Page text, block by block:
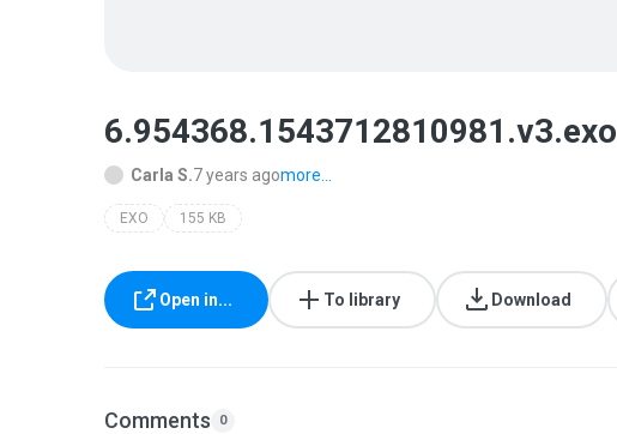
6.954368.1543712810981.v3.exo
Carla S.7 years agomore...
EXO 155 KB
Open in... To library Download
Comments 0